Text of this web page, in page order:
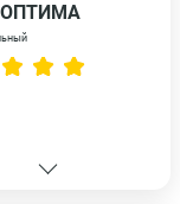
ОПТИМА